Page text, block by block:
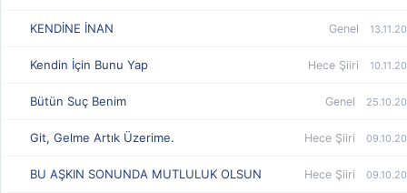
KENDİNE İNAN Genel
Kendin İçin Bunu Yap Hece Şiiri
Bütün Suç Benim Genel
Git, Gelme Artık Üzerime. Hece Şiiri
BU AŞKIN SONUNDA MUTLULUK OLSUN Hece Şiiri